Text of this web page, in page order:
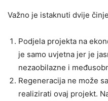
Važno je istaknuti dvije
Podjela projekta na
je samo uvjetna jer je
nezaobilazne i
Regeneracija ne može
realizirati ovaj projekt.